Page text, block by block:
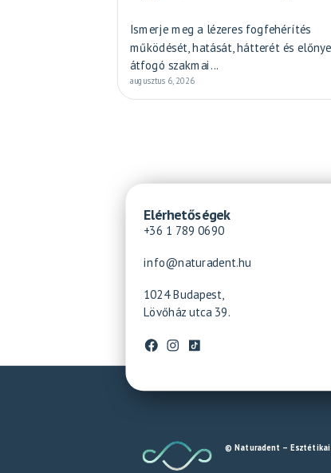
Ismerje meg a lézeres fogfehérítés
működését, hatását, hátterét és
átfogó szakmai...
augusztus 6, 2026
Elérhetőségek
+36 1 789 0690
info@naturadent.hu
1024 Budapest,
Lövőház utca 39.
© Naturadent – Esztétikai